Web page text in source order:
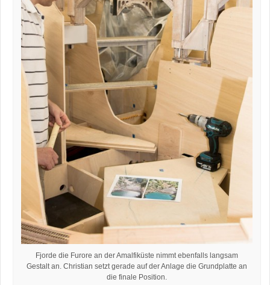
Fjorde die Furore an der Amalfiküste nimmt ebenfalls langsam
Gestalt an. Christian setzt gerade auf der Anlage die Grundplatte an
die finale Position.